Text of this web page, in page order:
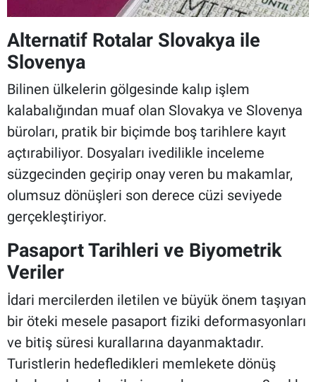
Alternatif Rotalar Slovakya ile
Slovenya
Bilinen ülkelerin gölgesinde kalıp işlem
kalabalığından muaf olan Slovakya ve Slovenya
büroları, pratik bir biçimde boş tarihlere kayıt
açtırabiliyor. Dosyaları ivedilikle inceleme
süzgecinden geçirip onay veren bu makamlar,
olumsuz dönüşleri son derece cüzi seviyede
gerçekleştiriyor.
Pasaport Tarihleri ve Biyometrik
Veriler
İdari mercilerden iletilen ve büyük önem taşıyan
bir öteki mesele pasaport fiziki deformasyonları
ve bitiş süresi kurallarına dayanmaktadır.
Turistlerin hedefledikleri memlekete dönüş